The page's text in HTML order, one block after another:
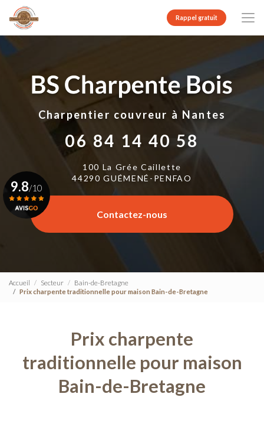
contenu
principal
Rappel gratuit
Charpentier couvreur à Nantes
06 84 14 40 58
100 La Grée Caillette
44290 GUÉMENÉ-PENFAO
Contactez-nous
9.8/10
Voir le certificat
Accueil Secteur
Bain-de-Bretagne
Prix charpente traditionnelle pour maison Bain-de-Bretagne
Prix charpente
traditionnelle pour maison
Bain-de-Bretagne